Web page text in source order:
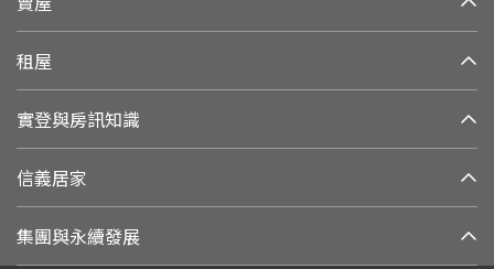
租屋
實登與房訊知識
信義居家
集團與永續發展